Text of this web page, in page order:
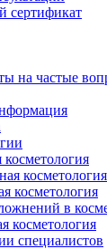
сертификат
на частые
косметология
косметология
в
косметология
специалистов